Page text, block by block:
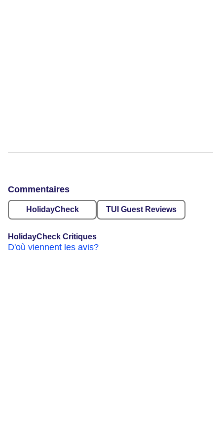
Commentaires
HolidayCheck TUI Guest Reviews
HolidayCheck Critiques
D'où viennent les avis?